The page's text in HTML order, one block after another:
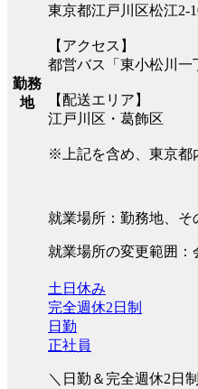
勤務
地
東京都江戸川区松江2-
【アクセス】
都営バス「東小松川一
【配送エリア】
江戸川区・葛飾区
※上記を含め、東京都
就業場所：勤務地、そ
就業場所の変更範囲
土日休み
完全週休2日制
日勤
正社員
＼日勤＆完全週休2日